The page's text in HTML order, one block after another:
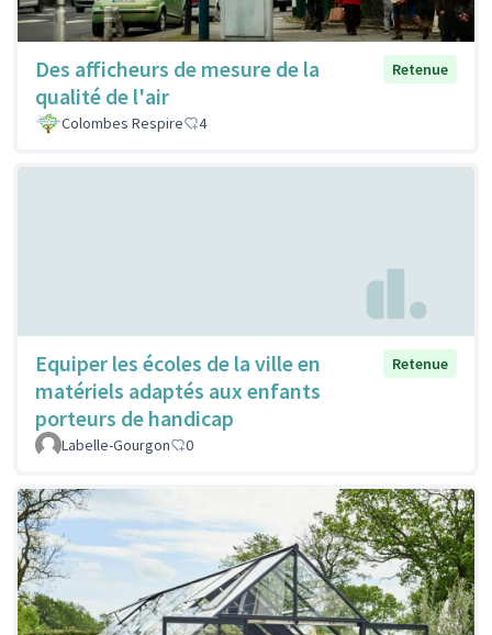
Des afficheurs de mesure de la
qualité de l'air
Retenue
Colombes Respire 4
Equiper les écoles de la ville en
matériels adaptés aux enfants
porteurs de handicap
Retenue
Labelle-Gourgon 0